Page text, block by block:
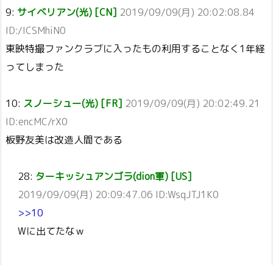
9: サイベリアン(光) [CN] 2019/09/09(月) 20:02:08.84
ID:/ICSMhiN0
東映特撮ファンクラブに入ったもの利用することなく1年経
ってしまった
10: スノーシュー(光) [FR] 2019/09/09(月) 20:02:49.21
ID:encMC/rX0
板野友美は改造人間である
28: ターキッシュアンゴラ(dion軍) [US]
2019/09/09(月) 20:09:47.06 ID:WsqJTJ1K0
>>10
Wに出てたなｗ